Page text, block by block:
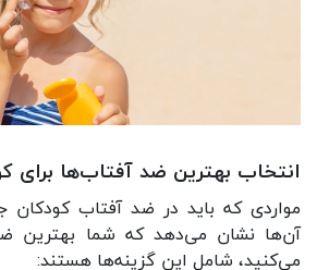
انتخاب بهترین ضد آفتاب‌ها برای
مواردی که باید در ضد آفتاب
آن‌ها نشان می‌دهد که شما بهترین
می‌کنید، شامل این گزینه‌ها هستند: